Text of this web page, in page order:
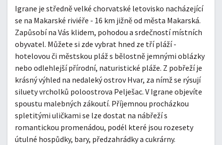
Igrane je středně velké chorvatské letovisko nacházející
se na Makarské riviéře - 16 km jižně od města Makarská.
Zapůsobí na Vás klidem, pohodou a srdečností místních
obyvatel. Můžete si zde vybrat hned ze tří pláží -
hotelovou či městskou pláž s bělostně jemnými oblázky
nebo odlehlejší přírodní, naturistické pláže. Z pobřeží je
krásný výhled na nedaleký ostrov Hvar, za nímž se rýsují
siluety vrcholků poloostrova Pelješac. V Igrane objevíte
spoustu malebných zákoutí. Příjemnou procházkou
spletitými uličkami se lze dostat na nábřeží s
romantickou promenádou, podél které jsou rozesety
útulné hospůdky, bary, předzahrádky a cukrárny.